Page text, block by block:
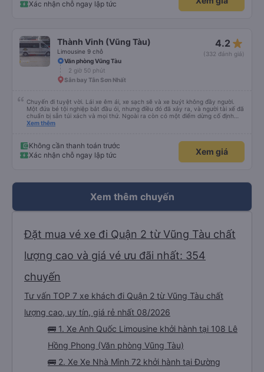
Xác nhận chỗ ngay lập tức
Thành Vinh (Vũng Tàu)
Limousine 9 chỗ
4.2 star_rate
(332 đánh giá)
Văn phòng Vũng Tàu
2 giờ 50 phút
Sân bay Tân Sơn Nhất
Chuyến đi tuyệt vời. Lái xe êm ái, xe sạch sẽ và xe buýt không đầy người.
Một đứa bé tội nghiệp bắt đầu ói, nhưng điều đó đã xảy ra, và người tài xế đã
chuẩn bị sẵn túi xách và mọi thứ. Ngoài ra còn có một điểm dừng cố định
trên đường đến vubg tau
Xem thêm
Không cần thanh toán trước
Xác nhận chỗ ngay lập tức
Xem giá
Xem thêm chuyến
Đặt mua vé xe đi Quận 2 từ Vũng Tàu chất
lượng cao và giá vé ưu đãi nhất: 354
chuyến
Tư vấn TOP 7 xe khách đi Quận 2 từ Vũng Tàu chất
lượng cao, uy tín, giá rẻ nhất 08/2026
🚌 1. Xe Anh Quốc Limousine khởi hành tại 108 Lê
Hồng Phong (Văn phòng Vũng Tàu)
🚌 2. Xe Xe Nhà Mình 72 khởi hành tại Đường